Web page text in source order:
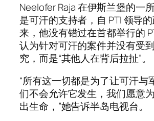
Neelofer Raja 在伊斯兰堡的一
是可汗的支持者，自 PTI 领导
来，他没有错过在首都举行的
认为针对可汗的案件并没有受
究，而是“其他人在背后拉扯”。
“所有这一切都是为了让可汗与
们不会允许它发生，我们愿意
出生命，”她告诉半岛电视台。